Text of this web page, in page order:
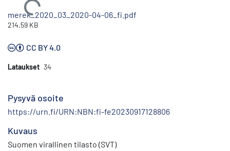
Ladataan...
merek_2020_03_2020-04-06_fi.pdf
214.59 KB
CC BY 4.0
Lataukset 34
Pysyvä osoite
https://urn.fi/URN:NBN:fi-fe20230917128806
Kuvaus
Suomen virallinen tilasto (SVT)